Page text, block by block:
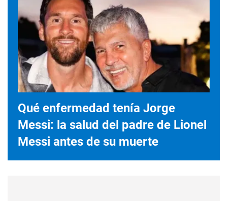
Qué enfermedad tenía Jorge
Messi: la salud del padre de Lionel
Messi antes de su muerte